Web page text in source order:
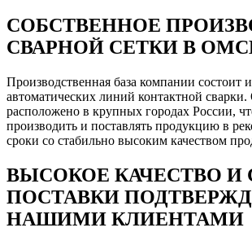
СОБСТВЕННОЕ
СВАРНОЙ СЕТКИ В
Производственная база компании состоит
автоматических линий контактной
расположено в крупных городах России,
производить и поставлять продукцию в
сроки со стабильно высоким качеством
ВЫСОКОЕ КАЧЕСТВО И
ПОСТАВКИ
НАШИМИ КЛИЕНТАМИ